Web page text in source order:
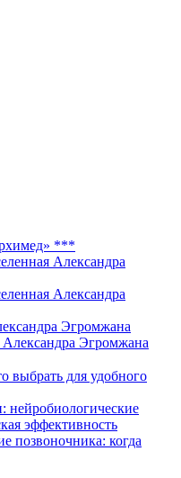
***
Александра
Александра
Эгромжана
Александра Эгромжана
выбрать для удобного
нейробиологические
эффективность
позвоночника: когда